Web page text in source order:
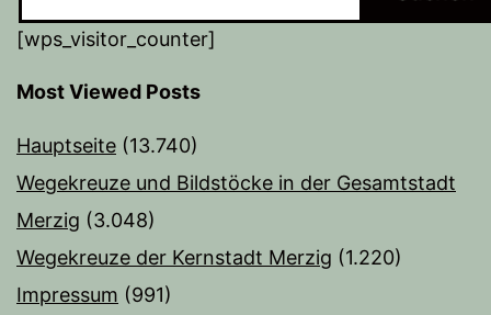
[wps_visitor_counter]
Most Viewed Posts
Hauptseite (13.740)
Wegekreuze und Bildstöcke in der Gesamtstadt
Merzig (3.048)
Wegekreuze der Kernstadt Merzig (1.220)
Impressum (991)